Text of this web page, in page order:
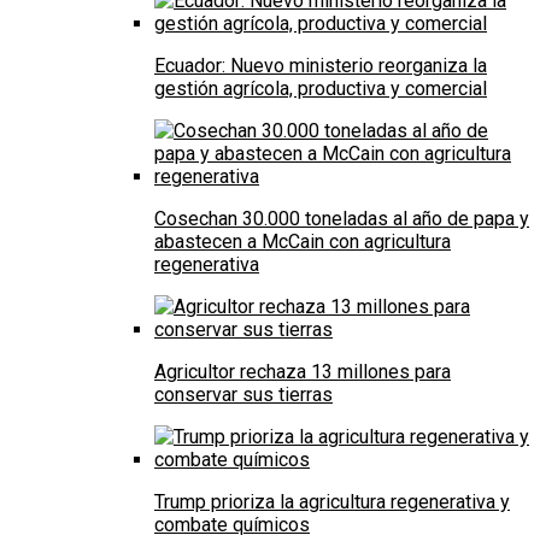
Ecuador: Nuevo ministerio reorganiza la
gestión agrícola, productiva y comercial
Cosechan 30.000 toneladas al año de papa y
abastecen a McCain con agricultura
regenerativa
Agricultor rechaza 13 millones para
conservar sus tierras
Trump prioriza la agricultura regenerativa y
combate químicos